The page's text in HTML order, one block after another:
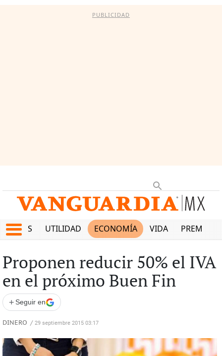
PUBLICIDAD
UTILIDAD ECONOMÍA VIDA PREMIUM
Proponen reducir 50% el IVA
en el próximo Buen Fin
+ Seguir en
DINERO / 29 septiembre 2015 03:17